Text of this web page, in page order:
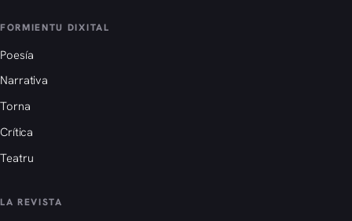
FORMIENTU DIXITAL
Poesía
Narrativa
Torna
Crítica
Teatru
LA REVISTA